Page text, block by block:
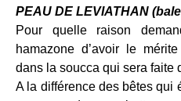
PEAU DE LEVIATHAN
Pour quelle raison
hamazone d’avoir le
dans la soucca qui sera faite
A la différence des bêtes qui